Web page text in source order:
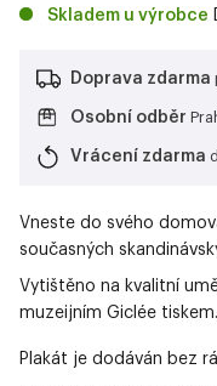
Skladem u výrobce
Doprava zdarma
Osobní odběr
Vrácení zdarma
Vneste do svého
současných
Vytištěno na kvalitní
muzeijním Giclée tiskem.
Plakát je dodáván bez